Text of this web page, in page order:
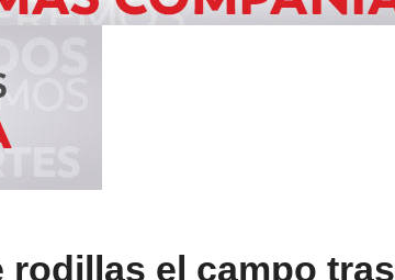
rodillas el campo tras